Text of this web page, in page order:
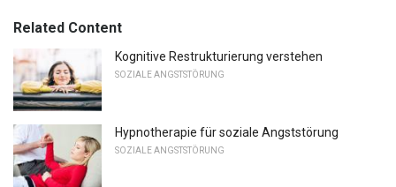
Related Content
Kognitive Restrukturierung verstehen
SOZIALE ANGSTSTÖRUNG
Hypnotherapie für soziale Angststörung
SOZIALE ANGSTSTÖRUNG